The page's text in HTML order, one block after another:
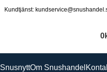
Kundtjänst:
0
SnusnyttOm Snushandel